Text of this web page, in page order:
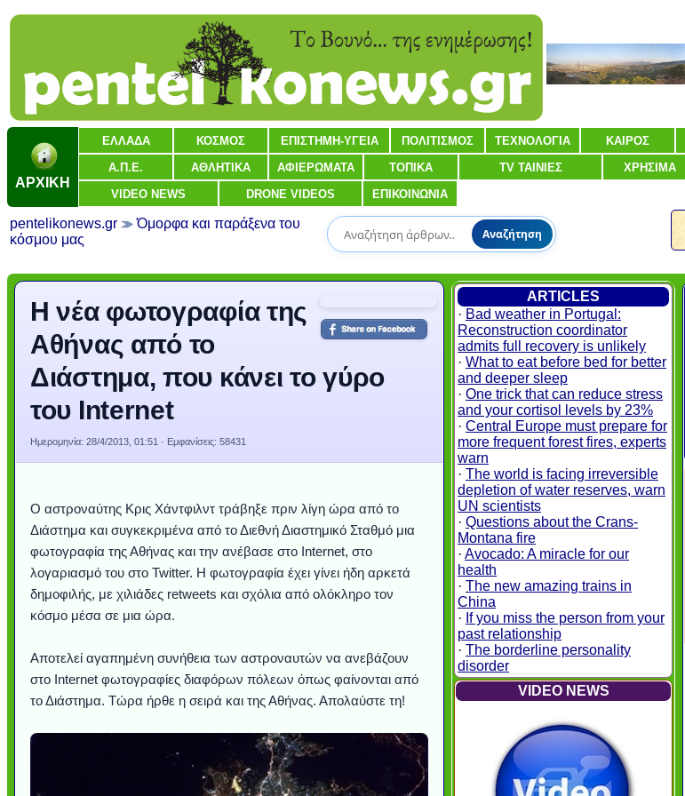
ΑΡΧΙΚΗ
ΕΛΛΑΔΑ ΚΟΣΜΟΣ ΕΠΙΣΤΗΜΗ-ΥΓΕΙΑ ΠΟΛΙΤΙΣΜΟΣ ΤΕΧΝΟΛΟΓΙΑ ΚΑΙΡΟΣ
Α.Π.Ε. ΑΘΛΗΤΙΚΑ ΑΦΙΕΡΩΜΑΤΑ ΤΟΠΙΚΑ TV ΤΑΙΝΙΕΣ ΧΡΗΣΙΜΑ
VIDEO NEWS DRONE VIDEOS ΕΠΙΚΟΙΝΩΝΙΑ
pentelikonews.gr
Όμορφα και παράξενα του
κόσμου μας
Αναζήτηση
Η νέα φωτογραφία της
Αθήνας από το
Διάστημα, που κάνει το γύρο
του Internet
Ημερομηνία: 28/4/2013, 01:51 · Εμφανίσεις: 58431
Ο αστροναύτης Κρις Χάντφιλντ τράβηξε πριν λίγη ώρα από το
Διάστημα και συγκεκριμένα από το Διεθνή Διαστημικό Σταθμό μια
φωτογραφία της Αθήνας και την ανέβασε στο Internet, στο
λογαριασμό του στο Twitter. Η φωτογραφία έχει γίνει ήδη αρκετά
δημοφιλής, με χιλιάδες retweets και σχόλια από ολόκληρο τον
κόσμο μέσα σε μια ώρα.
Αποτελεί αγαπημένη συνήθεια των αστροναυτών να ανεβάζουν
στο Internet φωτογραφίες διαφόρων πόλεων όπως φαίνονται από
το Διάστημα. Τώρα ήρθε η σειρά και της Αθήνας. Απολαύστε τη!
ARTICLES
· Bad weather in Portugal:
Reconstruction coordinator
admits full recovery is unlikely
· What to eat before bed for better
and deeper sleep
· One trick that can reduce stress
and your cortisol levels by 23%
· Central Europe must prepare for
more frequent forest fires, experts
warn
· The world is facing irreversible
depletion of water reserves, warn
UN scientists
· Questions about the Crans-
Montana fire
· Avocado: A miracle for our
health
· The new amazing trains in
China
· If you miss the person from your
past relationship
· The borderline personality
disorder
VIDEO NEWS